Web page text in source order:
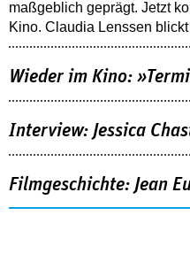
maßgeblich geprägt. Jetzt
Kino. Claudia Lenssen
Wieder im Kino:
Interview: Jessica
Filmgeschichte: Jean